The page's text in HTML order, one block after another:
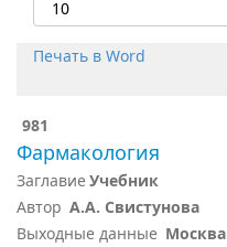
Печать в Word
981
Фармакология
ЗаглавиеУчебник
Автор А.А. Свистунова
Выходные данные Москва